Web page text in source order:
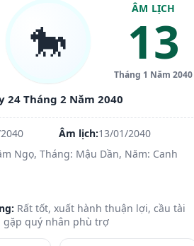
🐎
ÂM LỊCH
13
Tháng 1 Năm 2040
24 Tháng 2 Năm 2040
Âm lịch:13/01/2040
Ngọ, Tháng: Mậu Dần, Năm: Canh
Rất tốt, xuất hành thuận lợi, cầu tài
gặp quý nhân phù trợ